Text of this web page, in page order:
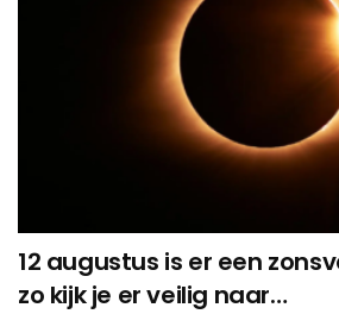
12 augustus is er een
zo kijk je er veilig naar…